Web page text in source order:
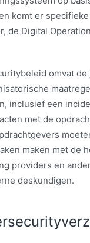
komt er
de Digital
omvat
inclusief een
met de
maken met de
providers en
deskundigen.